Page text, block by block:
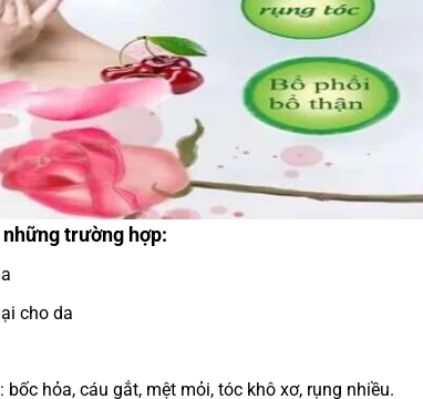
trường hợp:
cho da
hỏa, cáu gắt, mệt mỏi, tóc khô xơ, rụng nhiều.